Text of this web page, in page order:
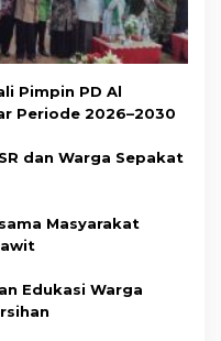
Pimpin PD Al
Periode 2026–2030
dan Warga Sepakat
Masyarakat
Edukasi Warga